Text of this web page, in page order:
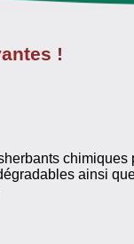
!
chimiques
ainsi